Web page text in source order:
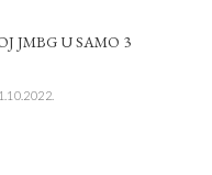
JMBG U SAMO 3